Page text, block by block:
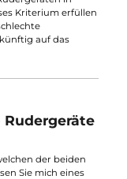
mit dem Indoor
Sinn ergeben, dieses
rate ich
für ein Rudergerät
dies bereits intensiv
Dieses Kriterium
schlechte
zukünftig auf das